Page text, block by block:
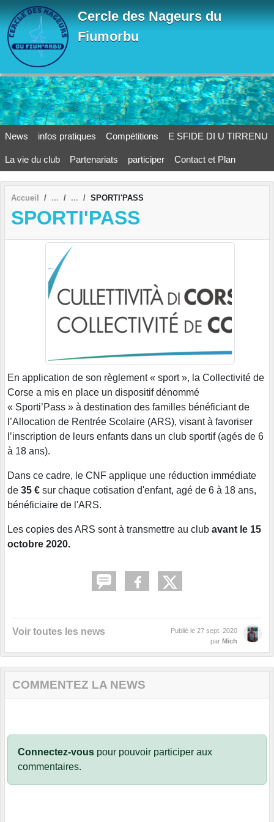
Cercle des Nageurs du
Fiumorbu
News infos pratiques Compétitions E SFIDE DI U TIRRENU
La vie du club Partenariats participer Contact et Plan
Accueil SPORTI'PASS
SPORTI'PASS
En application de son règlement « sport », la Collectivité de
Corse a mis en place un dispositif dénommé
« Sporti’Pass » à destination des familles bénéficiant de
l’Allocation de Rentrée Scolaire (ARS), visant à favoriser
l’inscription de leurs enfants dans un club sportif (agés de 6
à 18 ans).
Dans ce cadre, le CNF applique une réduction immédiate
de 35 € sur chaque cotisation d'enfant, agé de 6 à 18 ans,
bénéficiaire de l'ARS.
Les copies des ARS sont à transmettre au club avant le 15
octobre 2020.
Voir toutes les news Publié le 27 sept. 2020
par Mich
COMMENTEZ LA NEWS
Connectez-vous pour pouvoir participer aux
commentaires.
Panneau de gestion des cookies